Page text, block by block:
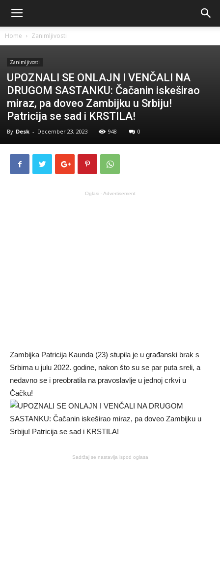
Home Zanimljivosti
Zanimljivosti
UPOZNALI SE ONLAJN I VENČALI NA
DRUGOM SASTANKU: Čačanin iskeširao
miraz, pa doveo Zambijku u Srbiju!
Patricija se sad i KRSTILA!
By Desk - December 23, 2023 948 0
Oglasi - Advertisement
Zambijka Patricija Kaunda (23) stupila je u građanski brak s
Srbima u julu 2022. godine, nakon što su se par puta sreli, a
nedavno se i preobratila na pravoslavlje u jednoj crkvi u
Čačku!
Sadržaj se nastavlja ispod oglasa